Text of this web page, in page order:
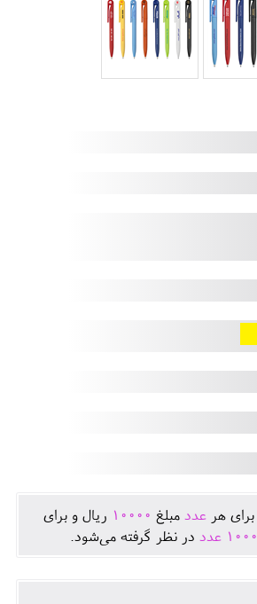
برای هر عدد مبلغ 10000 ريال و برای
1000 عدد در نظر گرفته می‌شود.